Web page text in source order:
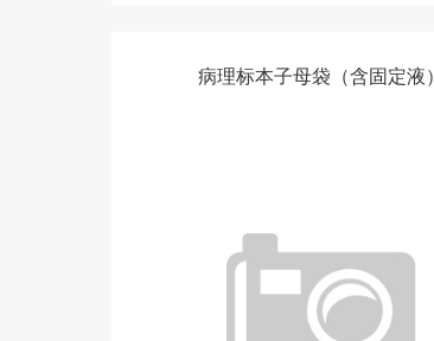
病理标本子母袋（含固定液）